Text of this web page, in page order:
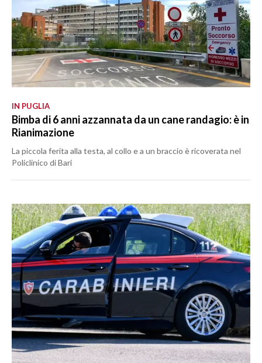
IN PUGLIA
Bimba di 6 anni azzannata da un cane randagio: è in
Rianimazione
La piccola ferita alla testa, al collo e a un braccio è ricoverata nel
Policlinico di Bari